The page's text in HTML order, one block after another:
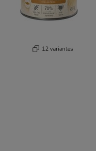
12 variantes